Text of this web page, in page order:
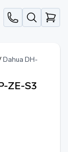
Dahua DH-
ZE-S3